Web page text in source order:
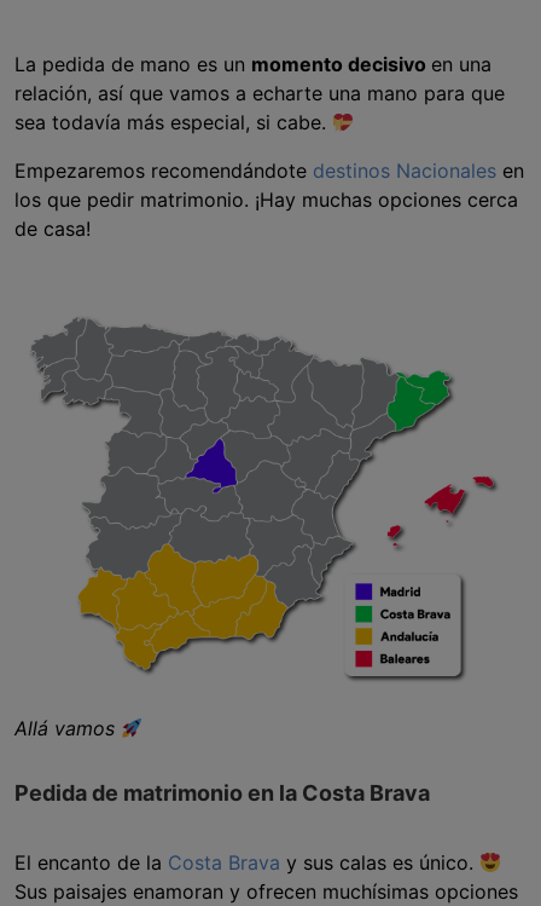
La pedida de mano es un momento decisivo en una
relación, así que vamos a echarte una mano para que
sea todavía más especial, si cabe.
Empezaremos recomendándote destinos Nacionales en
los que pedir matrimonio. ¡Hay muchas opciones cerca
de casa!
Allá vamos
Pedida de matrimonio en la Costa Brava
El encanto de la Costa Brava y sus calas es único.
Sus paisajes enamoran y ofrecen muchísimas opciones